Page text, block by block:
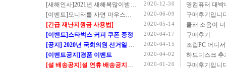
[새해인사]2021년 새해복많이받으세요. 2020-12-30
[이벤트]모니터를 사면 마우스를 드립니다. 2020-06-09
[긴급 재난지원금 사용법] 2020-05-14
[이벤트]스타벅스 커피 쿠폰 증정 2020-04-17
[공지] 2020년 국회의원 선거일 정상근무 안내 2020-04-15
[이벤트공지]경품 이벤트 2020-04-02
[설 배송공지]설 연휴 배송공지입니다. 2020-01-20
구매후기입니
쿨러 소음이
구매후기
구매후기입니